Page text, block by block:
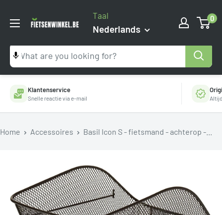
naar
Fietsenwinkel.be
Taal
Nederlands
0
Klantenservice
Snelle reactie via e-mail
Home Accessoires Basil Icon S - fietsmand - achterop -...